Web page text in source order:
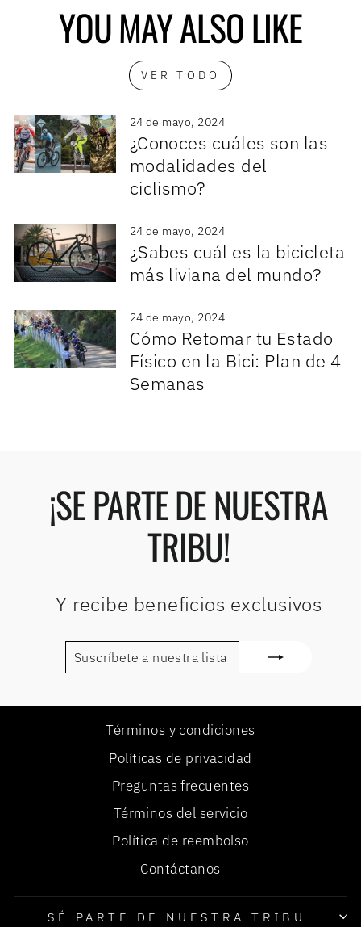
YOU MAY ALSO LIKE
VER TODO
24 de mayo, 2024
¿Conoces cuáles son las
modalidades del
ciclismo?
24 de mayo, 2024
¿Sabes cuál es la bicicleta
más liviana del mundo?
24 de mayo, 2024
Cómo Retomar tu Estado
Físico en la Bici: Plan de 4
Semanas
¡SE PARTE DE NUESTRA
TRIBU!
Y recibe beneficios exclusivos
A
DE
CORREO
Términos y condiciones
Políticas de privacidad
Preguntas frecuentes
Términos del servicio
Política de reembolso
Contáctanos
SÉ PARTE DE NUESTRA TRIBU